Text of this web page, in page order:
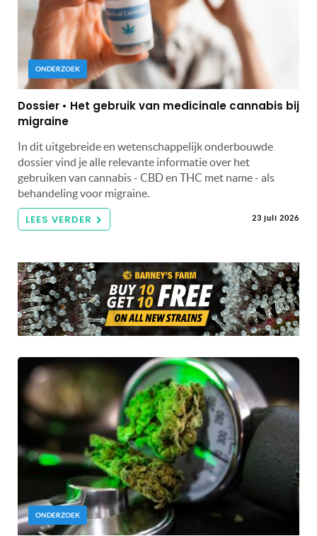
ONDERZOEK
Dossier • Het gebruik van medicinale cannabis bij
migraine
In dit uitgebreide en wetenschappelijk onderbouwde
dossier vind je alle relevante informatie over het
gebruiken van cannabis - CBD en THC met name - als
behandeling voor migraine.
LEES VERDER 23 juli 2026
ONDERZOEK